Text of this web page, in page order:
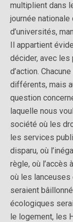
multiplient dans
journée nationale
d’universités,
Il appartient
décider, avec
d’action.
différents, mais
question
laquelle nous
société où les
les services
disparu, où
règle, où l’accès
où les lanceuses
seraient
écologiques
le logement, les